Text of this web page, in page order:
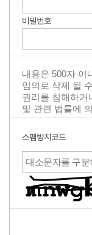
비밀번호
스팸방지코드